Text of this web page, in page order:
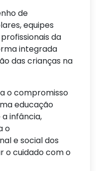
de
equipes
da
integrada
das crianças na
o compromisso
educação
infância,
o
e social dos
o cuidado com o